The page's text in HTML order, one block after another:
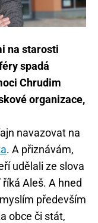
na starosti
spadá
Chrudim
organizace,
navazovat na
. A přiznávám,
udělali ze slova
Aleš. A hned
především
obce či stát,